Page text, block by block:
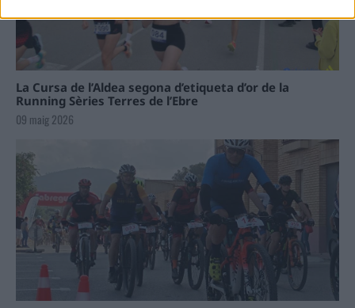
La Cursa de l’Aldea segona d’etiqueta d’or de la
Running Sèries Terres de l’Ebre
09 maig 2026